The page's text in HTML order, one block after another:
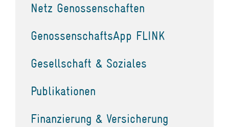
Netz Genossenschaften
GenossenschaftsApp FLINK
Gesellschaft & Soziales
Publikationen
Finanzierung & Versicherung